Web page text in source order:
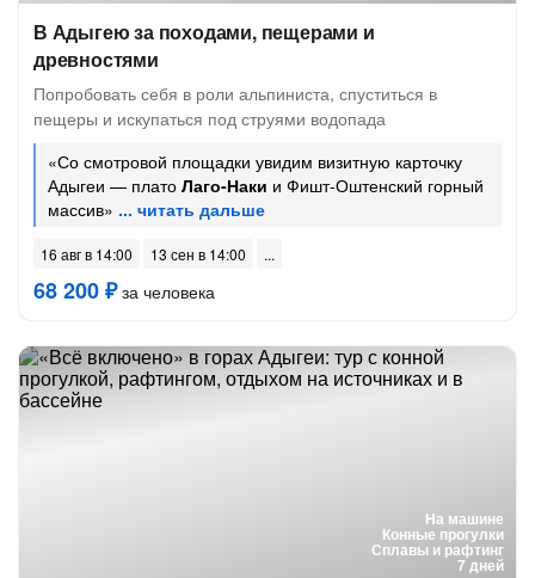
В Адыгею за походами, пещерами и
древностями
Попробовать себя в роли альпиниста, спуститься в
пещеры и искупаться под струями водопада
«Со смотровой площадки увидим визитную карточку
Адыгеи — плато Лаго-Наки и Фишт-Оштенский горный
массив»
16 авг в 14:00 13 сен в 14:00
68 200 ₽за человека
На машине
Конные прогулки
Сплавы и рафтинг
7 дней